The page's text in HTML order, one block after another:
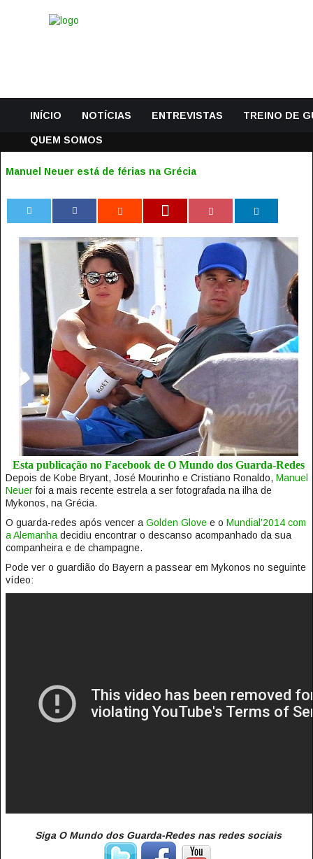
INÍCIO NOTÍCIAS ENTREVISTAS TREINO DE
QUEM SOMOS
Manuel Neuer está de férias na Grécia
0
Esta publicação no Facebook de O Mundo dos Guarda-Redes
Depois de Kobe Bryant, José Mourinho e Cristiano Ronaldo, Manuel
Neuerfoi a mais recente estrela a ser fotografada na ilha de
Mykonos, na Grécia.
O guarda-redes após vencer a Golden Glovee o Mundial’2014 com
a Alemanhadecidiu encontrar o descanso acompanhado da sua
companheira e de champagne.
Pode ver o guardião do Bayern a passear em Mykonos no seguinte
vídeo:
Siga O Mundo dos Guarda-Redes nas redes sociais